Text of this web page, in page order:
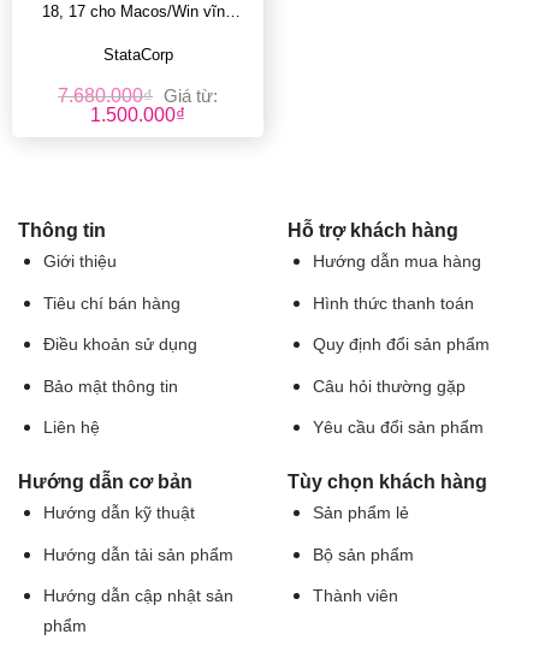
18, 17 cho Macos/Win vĩnh
StataCorp
7.680.000₫ Giá từ:
1.500.000₫
Thông tin
Giới thiệu
Tiêu chí bán hàng
Điều khoản sử dụng
Bảo mật thông tin
Liên hệ
Hỗ trợ khách hàng
Hướng dẫn mua hàng
Hình thức thanh toán
Quy định đổi sản phẩm
Câu hỏi thường gặp
Yêu cầu đổi sản phẩm
Hướng dẫn cơ bản
Hướng dẫn kỹ thuật
Hướng dẫn tải sản phẩm
Hướng dẫn cập nhật sản
phẩm
Tùy chọn khách hàng
Sản phẩm lẻ
Bộ sản phẩm
Thành viên